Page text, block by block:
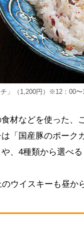
チ」（1,200円）※12：00
材などを使った、
「国産豚のポーク
、4種類から選べる
ウイスキーも昼か